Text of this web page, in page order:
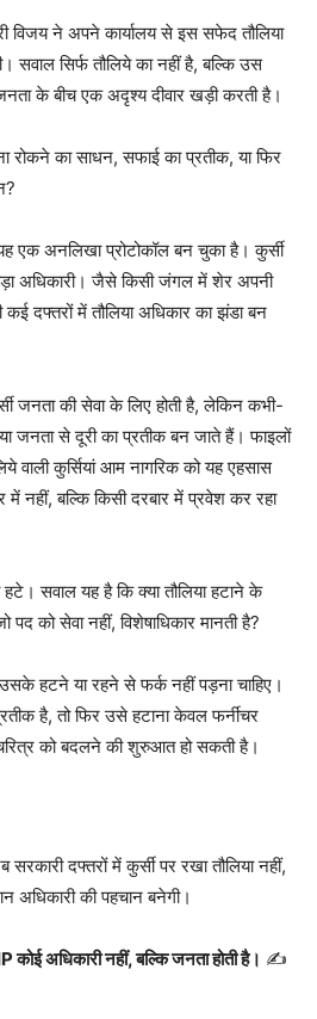
विजय ने अपने कार्यालय से इस सफेद तौलिया
सिर्फ तौलिये का नहीं है, बल्कि उस
के बीच एक अदृश्य दीवार खड़ी करती है।
रोकने का साधन, सफाई का प्रतीक, या फिर
यह एक अनलिखा प्रोटोकॉल बन चुका है। कुर्सी
अधिकारी। जैसे किसी जंगल में शेर अपनी
कई दफ्तरों में तौलिया अधिकार का झंडा बन
जनता की सेवा के लिए होती है, लेकिन कभी-
जनता से दूरी का प्रतीक बन जाते हैं। फाइलों
कुर्सियां आम नागरिक को यह एहसास
में नहीं, बल्कि किसी दरबार में प्रवेश कर रहा
हटे। सवाल यह है कि क्या तौलिया हटाने के
को सेवा नहीं, विशेषाधिकार मानती है?
हटने या रहने से फर्क नहीं पड़ना चाहिए।
है, तो फिर उसे हटाना केवल फर्नीचर
को बदलने की शुरुआत हो सकती है।
दफ्तरों में कुर्सी पर रखा तौलिया नहीं,
अधिकारी की पहचान बनेगी।
अधिकारी नहीं, बल्कि जनता होती है। ✍️